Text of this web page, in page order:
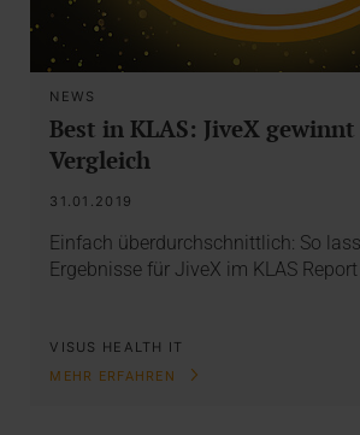
NEWS
Best in KLAS: JiveX gewinnt
Vergleich
31.01.2019
Einfach überdurchschnittlich: So
Ergebnisse für JiveX im KLAS
VISUS HEALTH IT
MEHR ERFAHREN